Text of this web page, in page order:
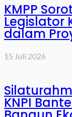
KMPP
Legislator
dalam
15 Juli 2026
KNPI